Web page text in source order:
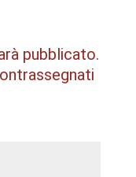
pubblicato.